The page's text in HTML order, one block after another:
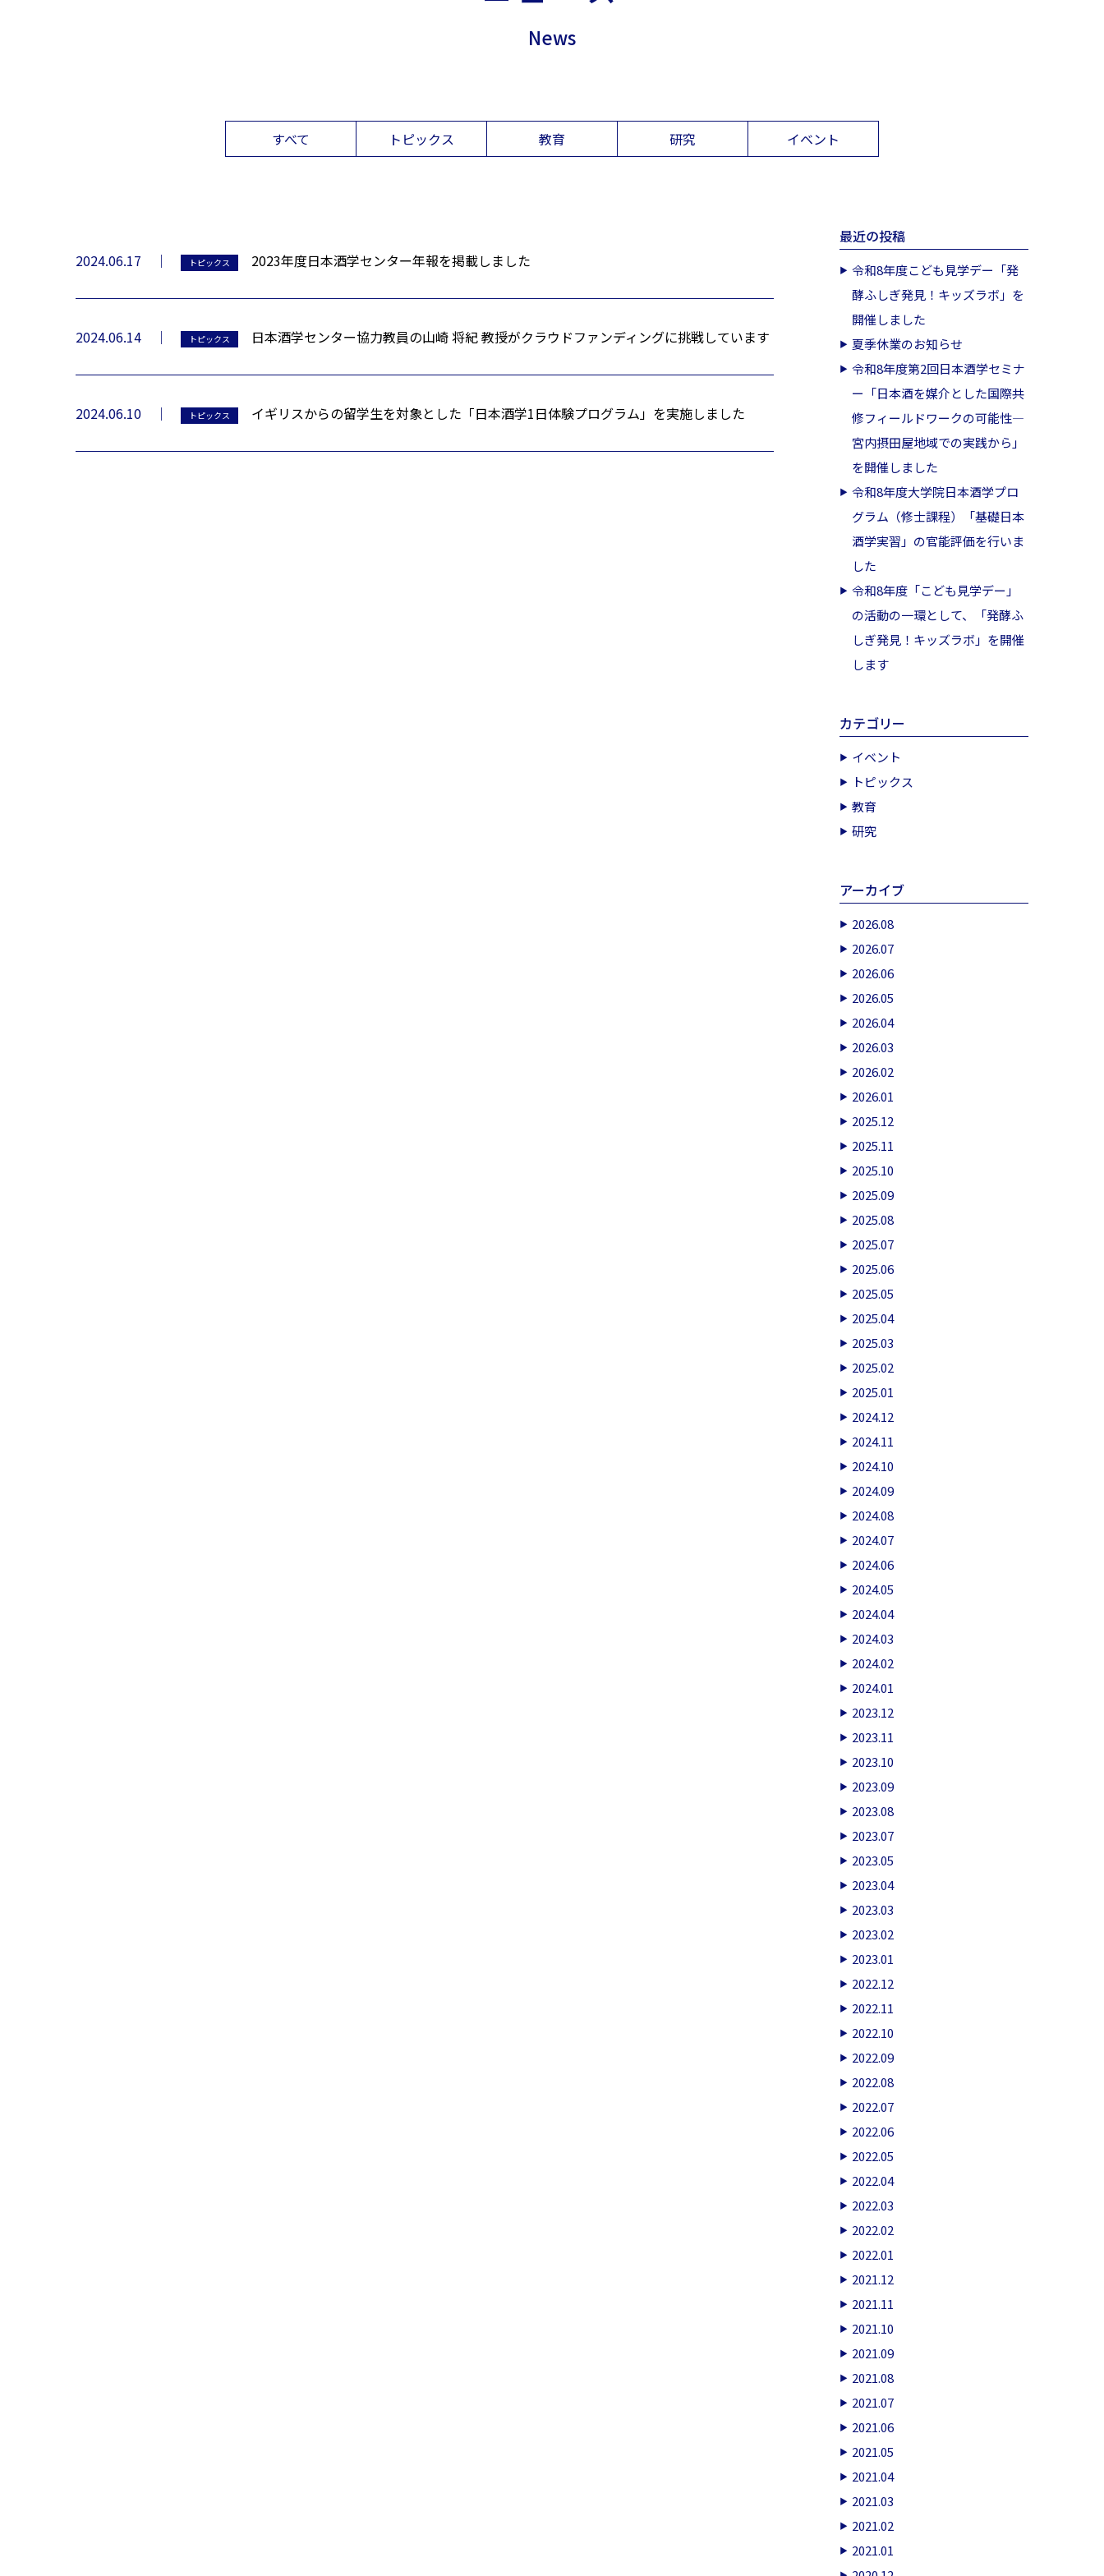
News
すべて トピックス 教育 研究 イベント
2024.06.17 トピックス 2023年度日本酒学センター年報を掲載しました
2024.06.14 トピックス 日本酒学センター協力教員の山崎 将紀 教授がクラウドファンディングに挑戦しています
2024.06.10 トピックス イギリスからの留学生を対象とした「日本酒学1日体験プログラム」を実施しました
最近の投稿
令和8年度こども見学デー「発
酵ふしぎ発見！キッズラボ」を
開催しました
夏季休業のお知らせ
令和8年度第2回日本酒学セミナ
ー「日本酒を媒介とした国際共
修フィールドワークの可能性―
宮内摂田屋地域での実践から」
を開催しました
令和8年度大学院日本酒学プロ
グラム（修士課程）「基礎日本
酒学実習」の官能評価を行いま
した
令和8年度「こども見学デー」
の活動の一環として、「発酵ふ
しぎ発見！キッズラボ」を開催
します
カテゴリー
イベント
トピックス
教育
研究
アーカイブ
2026.08
2026.07
2026.06
2026.05
2026.04
2026.03
2026.02
2026.01
2025.12
2025.11
2025.10
2025.09
2025.08
2025.07
2025.06
2025.05
2025.04
2025.03
2025.02
2025.01
2024.12
2024.11
2024.10
2024.09
2024.08
2024.07
2024.06
2024.05
2024.04
2024.03
2024.02
2024.01
2023.12
2023.11
2023.10
2023.09
2023.08
2023.07
2023.05
2023.04
2023.03
2023.02
2023.01
2022.12
2022.11
2022.10
2022.09
2022.08
2022.07
2022.06
2022.05
2022.04
2022.03
2022.02
2022.01
2021.12
2021.11
2021.10
2021.09
2021.08
2021.07
2021.06
2021.05
2021.04
2021.03
2021.02
2021.01